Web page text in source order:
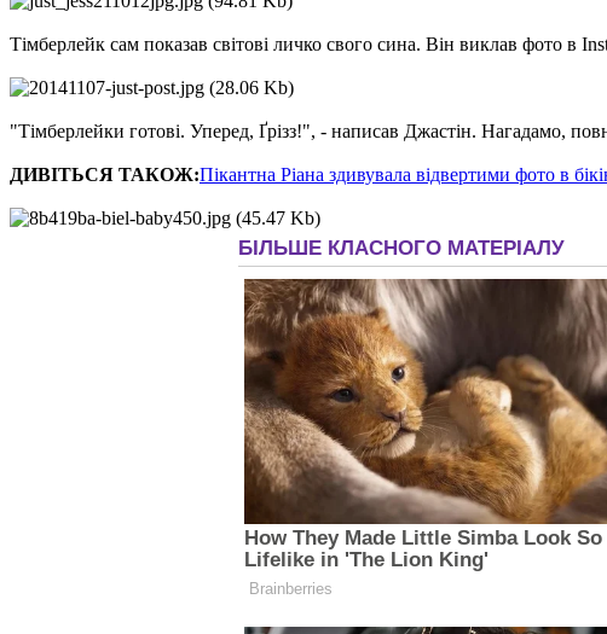
Тімберлейк сам показав світові личко свого сина. Він виклав фото в
"Тімберлейки готові. Уперед, Ґрізз!", - написав Джастін. Нагадамо,
ДИВІТЬСЯ ТАКОЖ:Пікантна Ріана здивувала відвертими фото в